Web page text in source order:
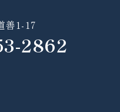
善1-17
2862